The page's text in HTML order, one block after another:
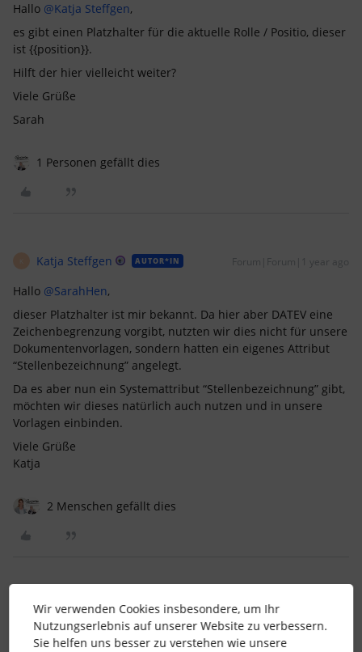
Hallo ​ @Katja Steffgen,
es gibt einen Platzhalter für die aktuelle Rolle / Positio, dieser
ist {{position}}.
Hilft der hier vielleicht weiter?
Viele Grüße
Sarah
1 Personen gefällt dies
Katja Steffgen AUTOR*IN Forum|Forum|1 year ago
Hallo ​ @SarahHen,
dieser Platzhalter ist mir bekannt. Da hier aber DATEV eine
Zeichenbegrenzung vorgibt, nutzten wir dies nicht für unsere
Dokumentenvorlagen, sondern hatten ein eigenes Attribut
“Stellenbezeichnung” angelegt.
Da es aber nun ein Systemattribut “Stellenbezeichnung” gibt,
möchten wir dieses natürlich auch nutzen und in unsere
Vorlagen einbinden.
Viele Grüße
Katja
2 Menschen gefällt dies
Aylin K. Forum|Forum|1 year ago
Hallo ​@Katja Steffgen
Wir verwenden Cookies insbesondere, um Ihr
Nutzungserlebnis auf unserer Website zu verbessern.
Sie helfen uns besser zu verstehen wie unsere